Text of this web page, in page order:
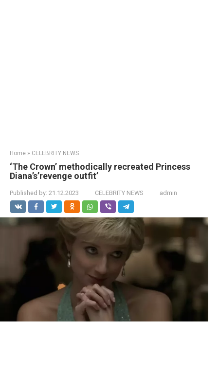
Home » CELEBRITY NEWS
‘The Crown’ methodically recreated Princess
Diana’s’revenge outfit’
Published by: 21.12.2023 CELEBRITY NEWS admin